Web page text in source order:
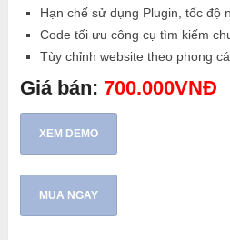
Hạn chế sử dụng Plugin, tốc độ
Code tối ưu công cụ tìm kiếm
Tùy chỉnh website theo phong
Giá bán: 700.000VNĐ
XEM DEMO
MUA NGAY